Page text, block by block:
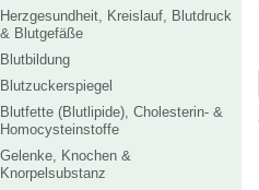
Herzgesundheit, Kreislauf, Blutdruck
& Blutgefäße
Blutbildung
Blutzuckerspiegel
Blutfette (Blutlipide), Cholesterin- &
Homocysteinstoffe
Gelenke, Knochen &
Knorpelsubstanz